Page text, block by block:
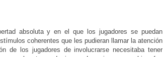
absoluta y en el que los jugadores se puedan
coherentes que les pudieran llamar la atención
de los jugadores de involucrarse necesitaba tener